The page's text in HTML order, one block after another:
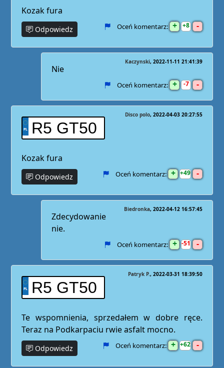
Kozak fura
Odpowiedz Oceń komentarz: + 8 -
Kaczynski 2022-11-11 21:41:39
Nie
Oceń komentarz: + 7 -
R5 GT50
Disco polo 2022-04-03 20:27:55
Kozak fura
Odpowiedz Oceń komentarz: + 49 -
Biedronka 2022-04-12 16:57:45
Zdecydowanie
nie.
Oceń komentarz: + 51 -
R5 GT50
Patryk P. 2022-03-31 18:39:50
Te wspomnienia, sprzedałem w dobre ręce.
Teraz na Podkarpaciu rwie asfalt mocno.
Odpowiedz Oceń komentarz: + 62 -